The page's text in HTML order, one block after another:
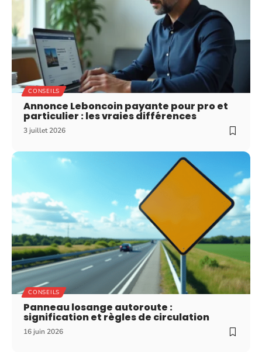
CONSEILS
Annonce Leboncoin payante pour pro et
particulier : les vraies différences
3 juillet 2026
CONSEILS
Panneau losange autoroute :
signification et règles de circulation
16 juin 2026